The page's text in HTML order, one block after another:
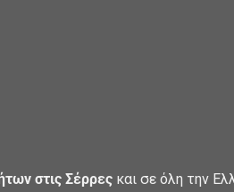
στις Σέρρες και σε όλη την